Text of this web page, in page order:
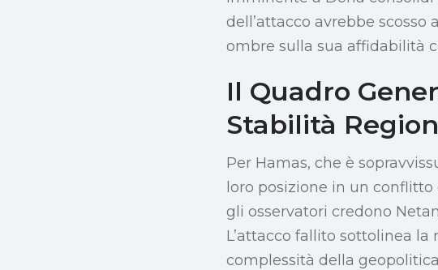
dell’attacco avrebbe
ombre sulla sua affidabilità
Il Quadro
Stabilità
Per Hamas, che è
loro posizione in un
gli osservatori credono
L’attacco fallito sottolinea
complessità della